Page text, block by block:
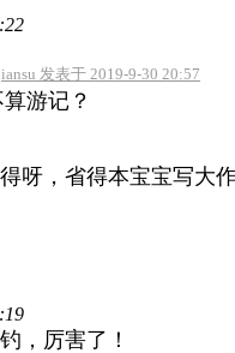
发表于 2019-9-30 20:57
游记？
呀，省得本宝宝写大作
，厉害了！